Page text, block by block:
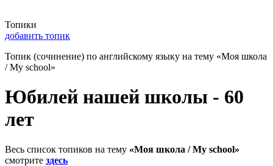
Топики
добавить топик
Топик (сочинение) по английскому языку на тему «Моя школа
/ My school»
Юбилей нашей школы - 60
лет
Весь список топиков на тему «Моя школа / My school»
смотрите здесь